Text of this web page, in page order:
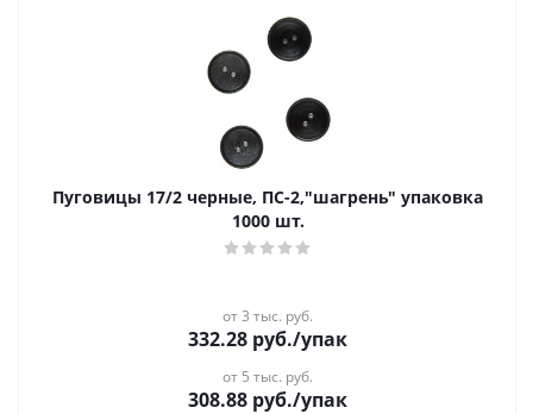
Пуговицы 17/2 черные, ПС-2,"шагрень" упаковка
1000 шт.
от 3 тыс. руб.
332.28 руб./упак
от 5 тыс. руб.
308.88 руб./упак